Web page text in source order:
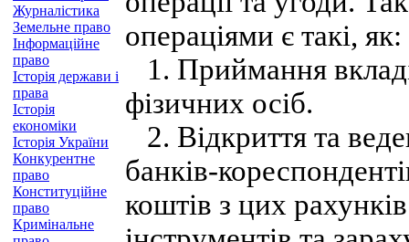
Журналістика
Земельне право
Інформаційне
право
Історія держави і
права
Історія
економіки
Історія України
Конкурентне
право
Конституційне
право
Кримінальне
операціями є такі, як:
1. Приймання
фізичних осіб.
2. Відкриття та
банків-
коштів з цих